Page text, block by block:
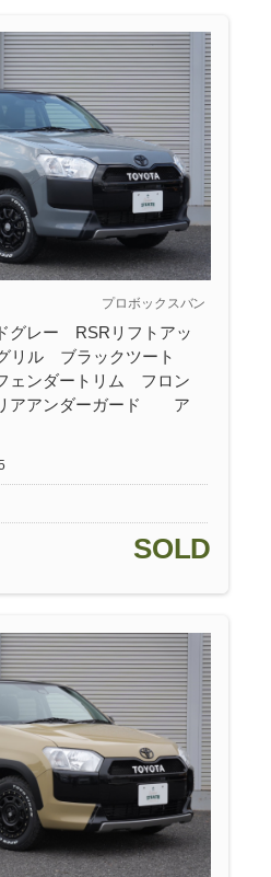
プロボックスバン
グレー RSRリフトアッ
リル ブラックツート
ンダートリム フロン
アアンダーガード ア
SOLD